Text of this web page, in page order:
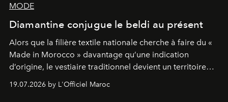
MODE
Diamantine conjugue le beldi au présent
Alors que la filière textile nationale cherche à faire du «
Made in Morocco » davantage qu’une indication
d’origine, le vestiaire traditionnel devient un territoire
révise les proportions et les usages pour l’inscrire dans
19.07.2026 by L'Officiel Maroc